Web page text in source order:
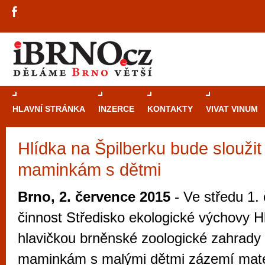
HLAVNÍ STRÁNKA INZERCE KONTAKTY VIVAT VINUM
Hlídka na Špilberku bude
maminkám s dětmi
Brno, 2. července 2015 - Ve středu 1.
činnost Středisko ekologické výchovy
hlavičkou brněnské zoologické
maminkám s malými dětmi zázemí
Průvodce
Brno je
zajímavé
restaurace,
Mimo jiné je ale také místem, kde si